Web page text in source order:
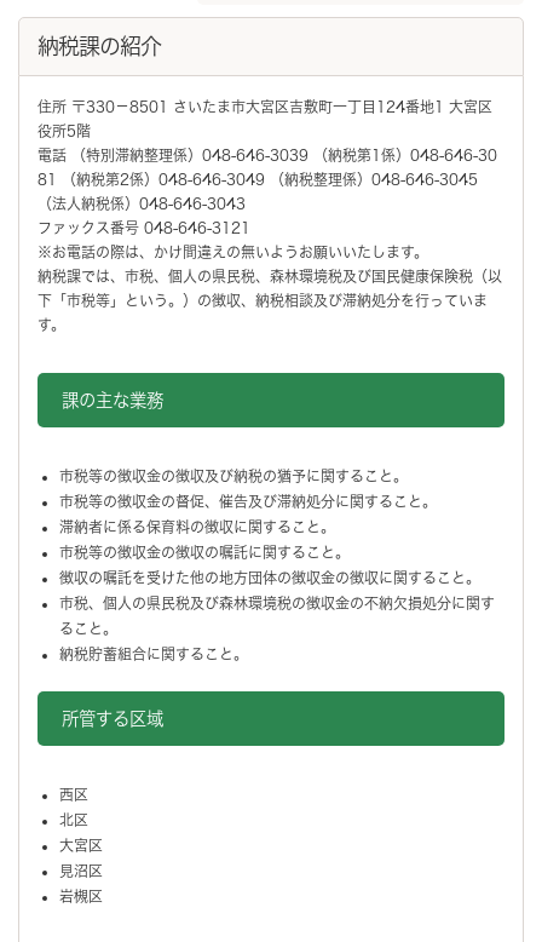
納税課の紹介
住所 〒330－8501 さいたま市大宮区吉敷町一丁目124番地1 大宮区
役所5階
電話 （特別滞納整理係）048-646-3039 （納税第1係）048-646-30
81 （納税第2係）048-646-3049 （納税整理係）048-646-3045
（法人納税係）048-646-3043
ファックス番号 048-646-3121
※お電話の際は、かけ間違えの無いようお願いいたします。
納税課では、市税、個人の県民税、森林環境税及び国民健康保険税（以
下「市税等」という。）の徴収、納税相談及び滞納処分を行っていま
す。
課の主な業務
市税等の徴収金の徴収及び納税の猶予に関すること。
市税等の徴収金の督促、催告及び滞納処分に関すること。
滞納者に係る保育料の徴収に関すること。
市税等の徴収金の徴収の嘱託に関すること。
徴収の嘱託を受けた他の地方団体の徴収金の徴収に関すること。
市税、個人の県民税及び森林環境税の徴収金の不納欠損処分に関す
ること。
納税貯蓄組合に関すること。
所管する区域
西区
北区
大宮区
見沼区
岩槻区